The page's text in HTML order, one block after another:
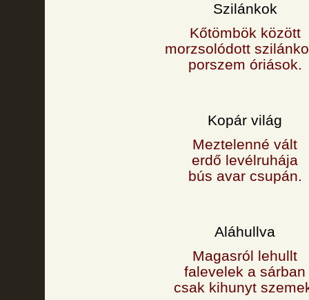
Szilánkok
Kőtömbök között
morzsolódott
porszem óriások.
Kopár világ
Meztelenné vált
erdő levélruhája
bús avar csupán.
Aláhullva
Magasról lehullt
falevelek a sárban
csak kihunyt